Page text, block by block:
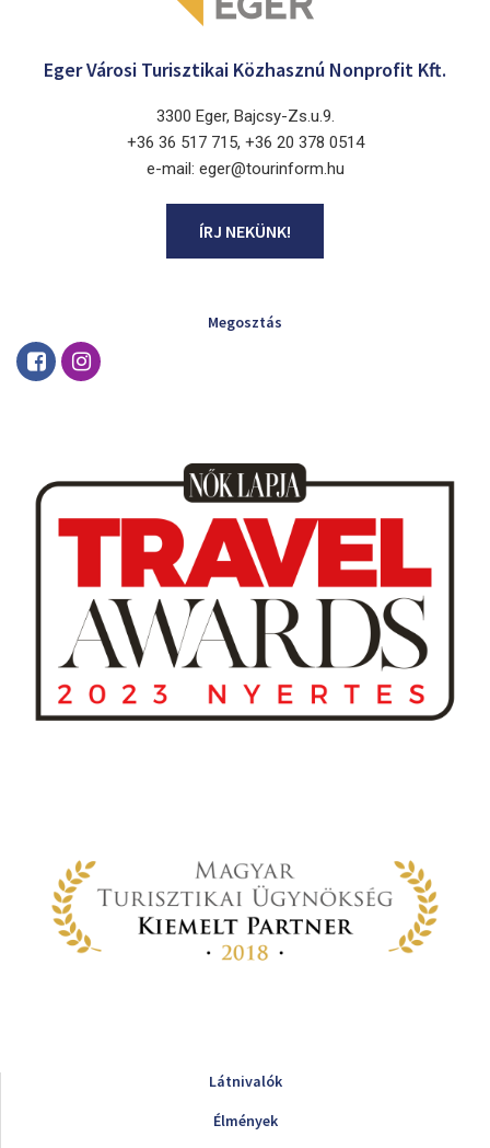
Eger Városi Turisztikai Közhasznú Nonprofit Kft.
3300 Eger, Bajcsy-Zs.u.9.
+36 36 517 715, +36 20 378 0514
e-mail: eger@tourinform.hu
ÍRJ NEKÜNK!
Megosztás
Látnivalók
Élmények